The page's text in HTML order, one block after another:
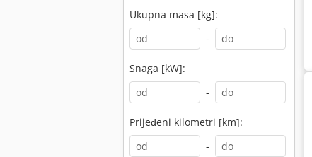
Ukupna masa [kg]:
-
Snaga [kW]:
-
Prijeđeni kilometri [km]:
-